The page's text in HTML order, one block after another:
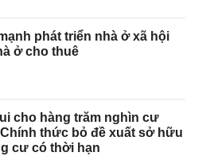
phát triển nhà ở xã hội
ở cho thuê
cho hàng trăm nghìn cư
thức bỏ đề xuất sở hữu
cư có thời hạn